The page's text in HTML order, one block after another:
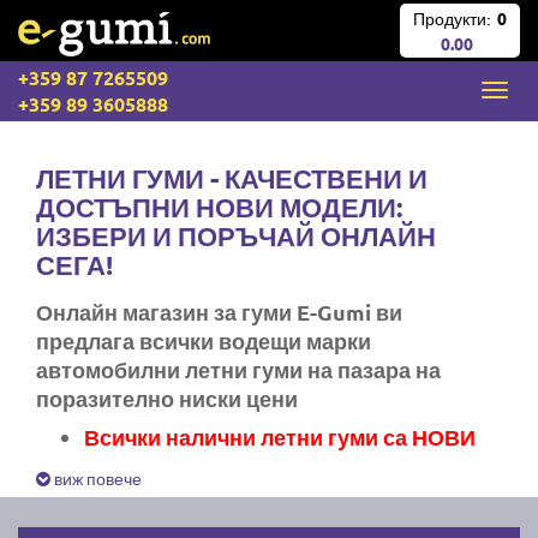
Продукти: 0
0.00
+359 87 7265509
+359 89 3605888
ЛЕТНИ ГУМИ - КАЧЕСТВЕНИ И
ДОСТЪПНИ НОВИ МОДЕЛИ:
ИЗБЕРИ И ПОРЪЧАЙ ОНЛАЙН
СЕГА!
Онлайн магазин за гуми E-Gumi ви
предлага всички водещи марки
автомобилни летни гуми на пазара на
поразително ниски цени
Всички налични летни гуми са НОВИ
Експресна доставка за цяла България
Ние не изпращаме стари гуми
виж повече